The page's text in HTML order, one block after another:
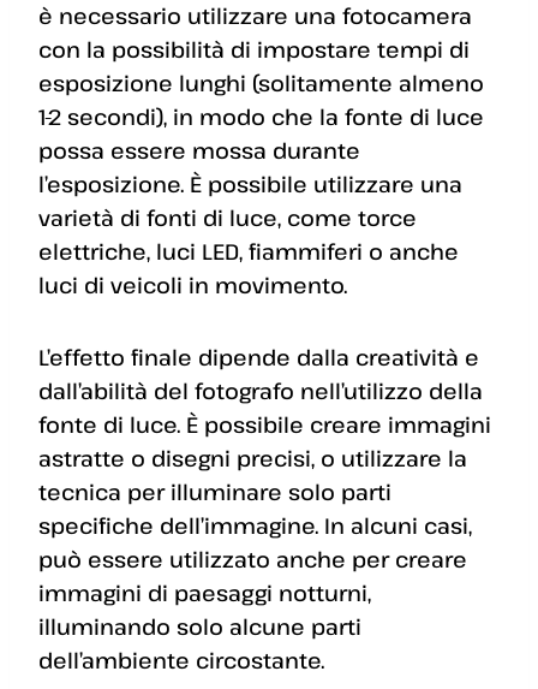
è necessario utilizzare una fotocamera
con la possibilità di impostare tempi di
esposizione lunghi (solitamente almeno
1-2 secondi), in modo che la fonte di luce
possa essere mossa durante
l’esposizione. È possibile utilizzare una
varietà di fonti di luce, come torce
elettriche, luci LED, fiammiferi o anche
luci di veicoli in movimento.
L’effetto finale dipende dalla creatività e
dall’abilità del fotografo nell’utilizzo della
fonte di luce. È possibile creare immagini
astratte o disegni precisi, o utilizzare la
tecnica per illuminare solo parti
specifiche dell’immagine. In alcuni casi,
può essere utilizzato anche per creare
immagini di paesaggi notturni,
illuminando solo alcune parti
dell’ambiente circostante.